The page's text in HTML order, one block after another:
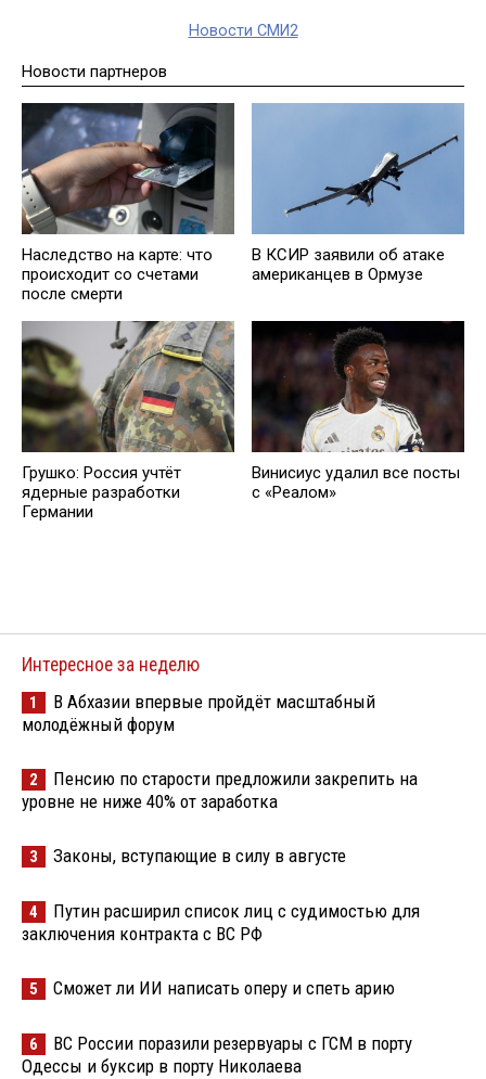
Новости СМИ2
Новости партнеров
Наследство на карте: что
происходит со счетами
после смерти
В КСИР заявили об атаке
американцев в Ормузе
Грушко: Россия учтёт
ядерные разработки
Германии
Винисиус удалил все посты
с «Реалом»
Интересное за неделю
1
В Абхазии впервые пройдёт масштабный
молодёжный форум
2
Пенсию по старости предложили закрепить на
уровне не ниже 40% от заработка
3 Законы, вступающие в силу в августе
4
Путин расширил список лиц с судимостью для
заключения контракта с ВС РФ
5 Сможет ли ИИ написать оперу и спеть арию
6
ВС России поразили резервуары с ГСМ в порту
Одессы и буксир в порту Николаева